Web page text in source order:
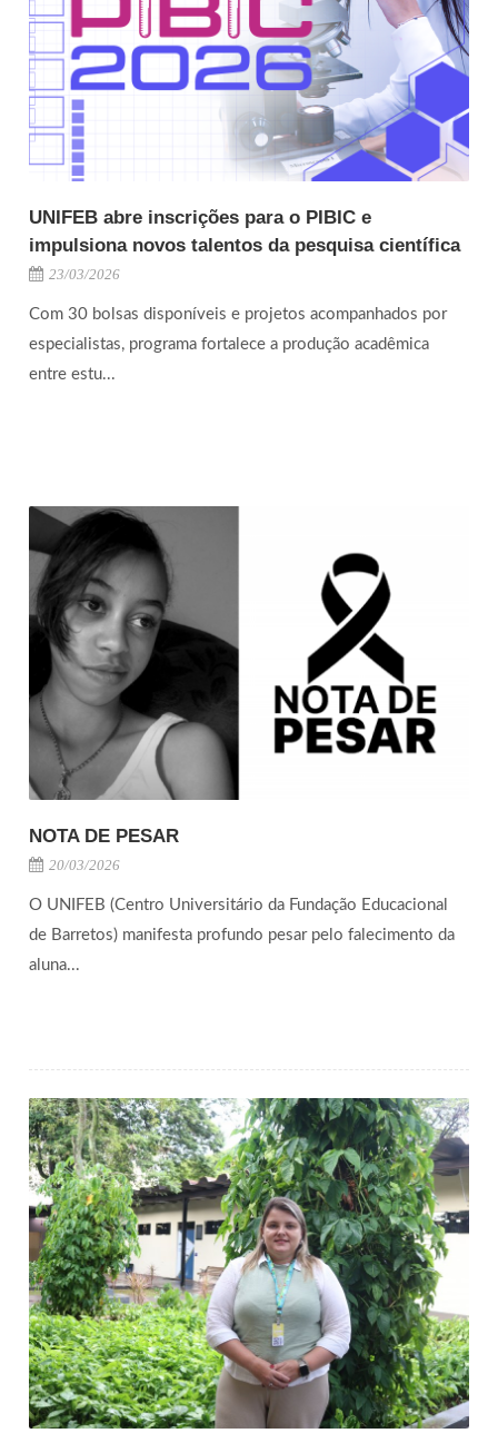
UNIFEB abre inscrições para o PIBIC e
impulsiona novos talentos da pesquisa científica
23/03/2026
Com 30 bolsas disponíveis e projetos acompanhados por
especialistas, programa fortalece a produção acadêmica
entre estu...
NOTA DE PESAR
20/03/2026
O UNIFEB (Centro Universitário da Fundação Educacional
de Barretos) manifesta profundo pesar pelo falecimento da
aluna...